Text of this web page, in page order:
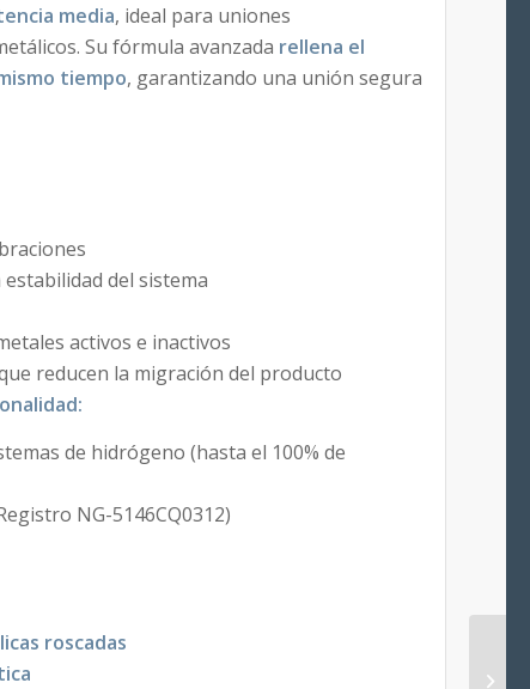
media, ideal para uniones
Su fórmula avanzada rellena el
tiempo, garantizando una unión segura
del sistema
activos e inactivos
reducen la migración del producto
de hidrógeno (hasta el 100% de
NG-5146CQ0312)
roscadas